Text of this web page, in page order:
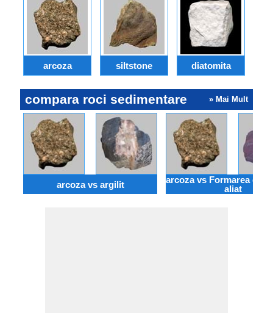
arcoza siltstone diatomita
compara roci sedimentare » Mai Mult
arcoza vs argilit
arcoza vs Formarea de
aliat